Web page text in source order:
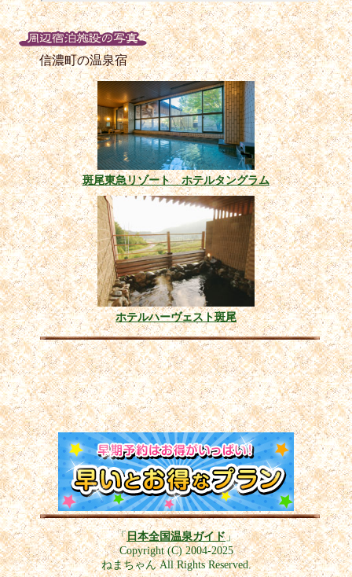
信濃町の温泉宿
斑尾東急リゾート ホテルタングラム
ホテルハーヴェスト斑尾
「日本全国温泉ガイド」
Copyright (C) 2004-2025
ねまちゃん All Rights Reserved.